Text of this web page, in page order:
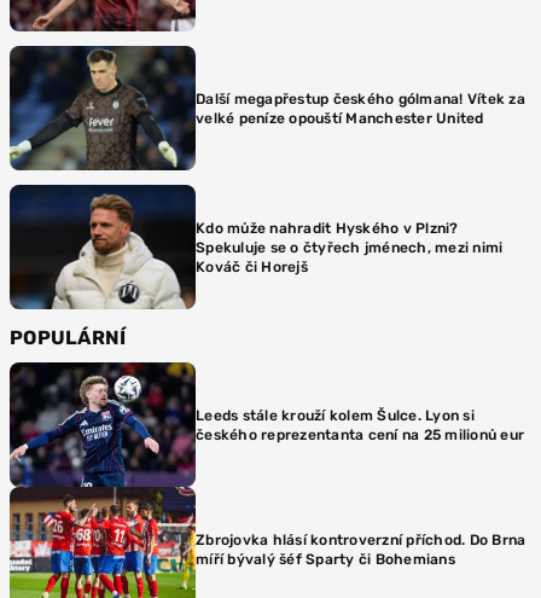
Další megapřestup českého gólmana! Vítek za
velké peníze opouští Manchester United
Kdo může nahradit Hyského v Plzni?
Spekuluje se o čtyřech jménech, mezi nimi
Kováč či Horejš
POPULÁRNÍ
Leeds stále krouží kolem Šulce. Lyon si
českého reprezentanta cení na 25 milionů eur
Zbrojovka hlásí kontroverzní příchod. Do Brna
míří bývalý šéf Sparty či Bohemians